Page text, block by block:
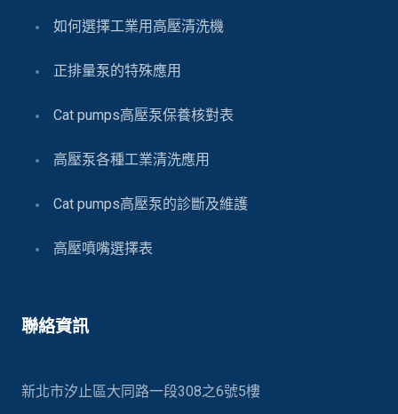
如何選擇工業用高壓清洗機
正排量泵的特殊應用
Cat pumps高壓泵保養核對表
高壓泵各種工業清洗應用
Cat pumps高壓泵的診斷及維護
高壓噴嘴選擇表
聯絡資訊
新北市汐止區大同路一段308之6號5樓